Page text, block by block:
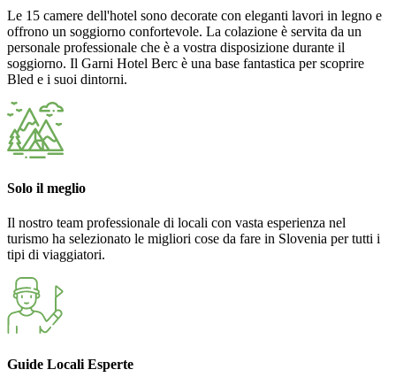
Le 15 camere dell'hotel sono decorate con eleganti lavori in legno e
offrono un soggiorno confortevole. La colazione è servita da un
personale professionale che è a vostra disposizione durante il
soggiorno. Il Garni Hotel Berc è una base fantastica per scoprire
Bled e i suoi dintorni.
Solo il meglio
Il nostro team professionale di locali con vasta esperienza nel
turismo ha selezionato le migliori cose da fare in Slovenia per tutti i
tipi di viaggiatori.
Guide Locali Esperte